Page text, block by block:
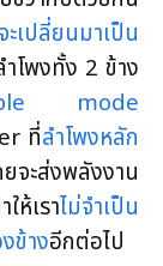
เปลี่ยนมาเป็น
ำโพงทั้ง 2 ข้าง
mode
ที่ลำโพงหลัก
ยจะส่งพลังงาน
ห้เราไม่จำเป็น
ข้างอีกต่อไป